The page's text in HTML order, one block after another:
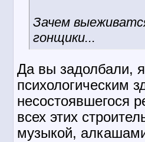
Зачем
гонщики...
Да вы задолбали,
психологическим
несостоявшегося
всех этих
музыкой,